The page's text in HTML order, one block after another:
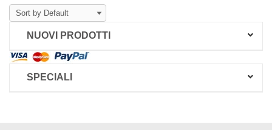
NUOVI PRODOTTI
SPECIALI